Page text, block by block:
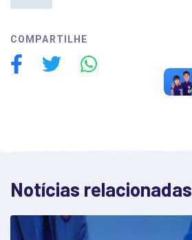
COMPARTILHE
Notícias relacionadas